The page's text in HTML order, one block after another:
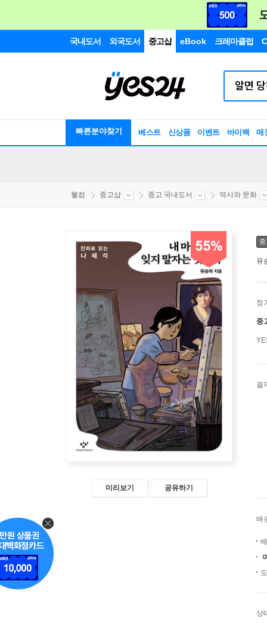
국내도서 외국도서 중고샵 eBook 크레마클럽
빠른분야찾기 베스트 신상품 이벤트 바이백 매
웰컴 중고샵 중고 국내도서 역사와 문화
55%
미리보기 공유하기
유
정
중
결
배
상